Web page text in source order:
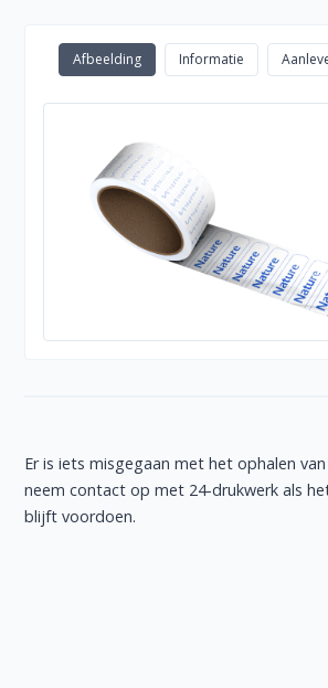
Afbeelding Informatie
Er is iets misgegaan met het ophalen
neem contact op met 24-drukwerk als
blijft voordoen.